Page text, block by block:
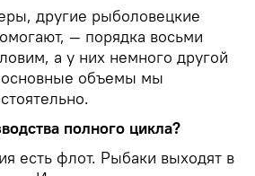
другие рыболовецкие
— порядка восьми
а у них немного другой
объемы мы
полного цикла?
есть флот. Рыбаки выходят в